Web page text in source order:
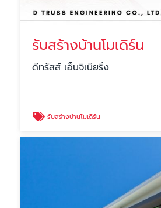
รับสร้างบ้านโมเดิร์น
ดีทรัสส์ เอ็นจิเนียริ่ง
รับสร้างบ้านโมเดิร์น